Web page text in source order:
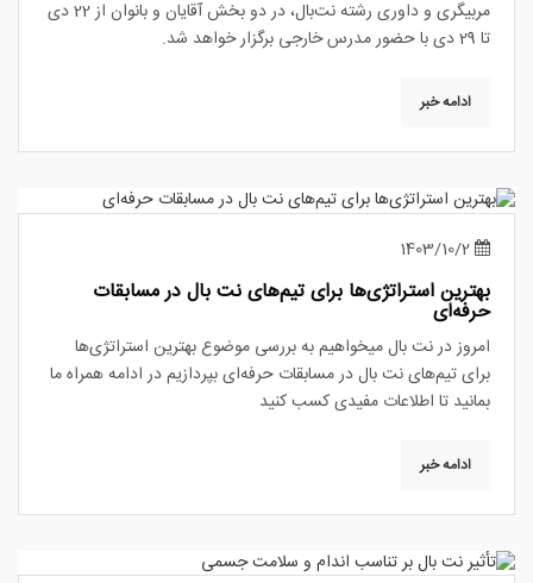
مربیگری و داوری رشته نت‌بال، در دو بخش آقایان و بانوان از 22 دی
تا 29 دی با حضور مدرس خارجی برگزار خواهد شد.
ادامه خبر
بهترین استراتژی‌ها برای تیم‌های نت بال در مسابقات
حرفه‌ای
امروز در نت بال میخواهیم به بررسی موضوع بهترین استراتژی‌ها
برای تیم‌های نت بال در مسابقات حرفه‌ای بپردازیم در ادامه همراه ما
بمانید تا اطلاعات مفیدی کسب کنید
ادامه خبر